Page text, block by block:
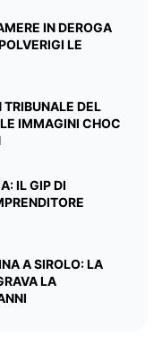
IN DEROGA
LE
DEL
IMMAGINI CHOC
IL GIP DI
A SIROLO: LA
LA